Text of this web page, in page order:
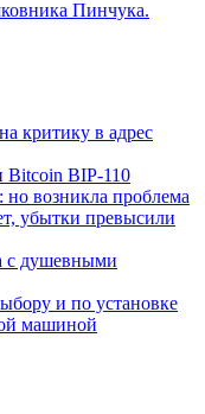
Пинчука.
критику в адрес
Bitcoin BIP-110
но возникла проблема
убытки превысили
с душевными
и по установке
машиной